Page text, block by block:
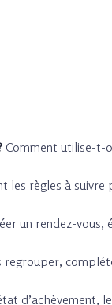
Comment utilise-t-
les règles à
un rendez-
regrouper,
d’achèvement,